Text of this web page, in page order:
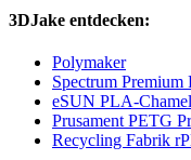
3DJake entdecken:
Polymaker
Spectrum
eSUN PLA-
Prusament PETG
Recycling Fabrik